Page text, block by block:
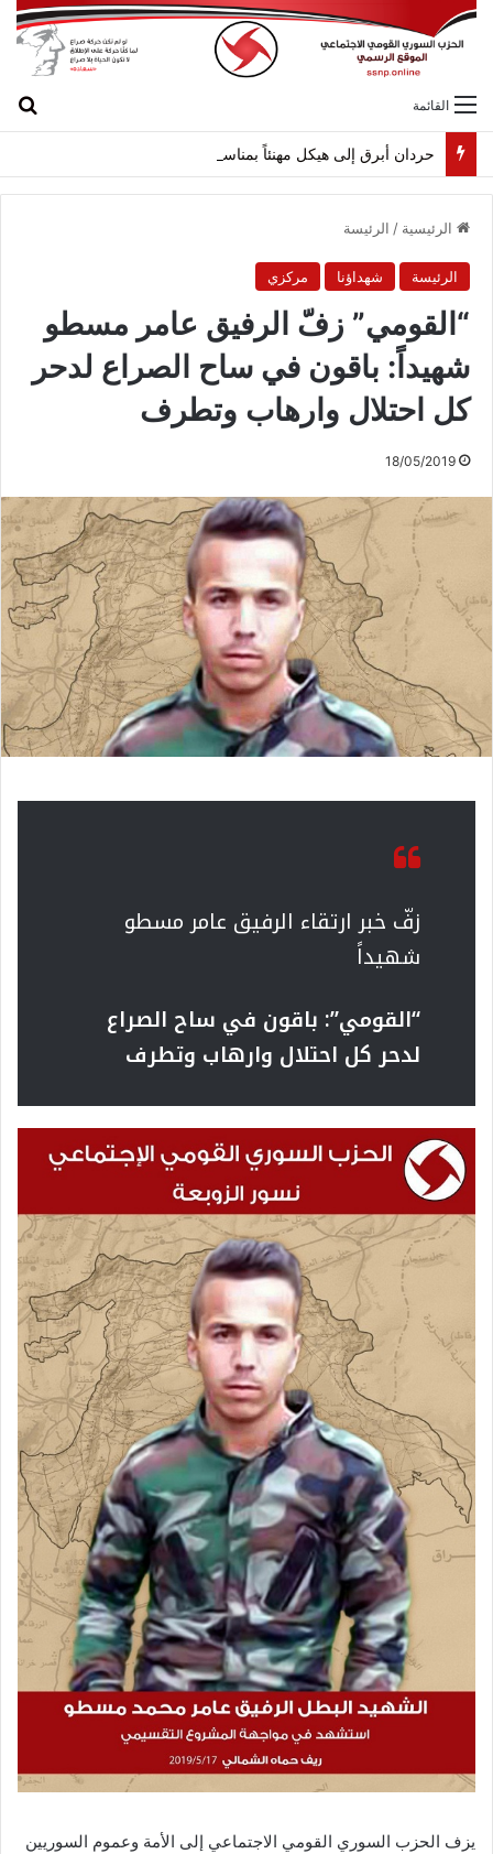
القائمة
حردان أبرق إلى هيكل مهنئاً بمناسبة عيد الجيش
الرئيسية / الرئيسة
الرئيسة شهداؤنا مركزي
“القومي” زفّ الرفيق عامر مسطو
شهيداً: باقون في ساح الصراع لدحر
كل احتلال وارهاب وتطرف
18/05/2019
زفّ خبر ارتقاء الرفيق عامر مسطو
شهيداً
“القومي”: باقون في ساح الصراع
لدحر كل احتلال وارهاب وتطرف
يزف الحزب السوري القومي الاجتماعي إلى الأمة وعموم السوريين